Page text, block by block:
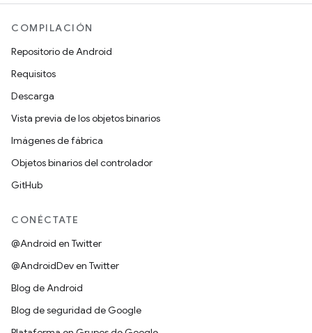
COMPILACIÓN
Repositorio de Android
Requisitos
Descarga
Vista previa de los objetos binarios
Imágenes de fábrica
Objetos binarios del controlador
GitHub
CONÉCTATE
@Android en Twitter
@AndroidDev en Twitter
Blog de Android
Blog de seguridad de Google